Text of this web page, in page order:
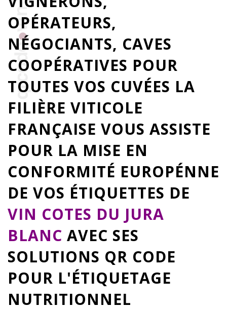
OPÉRATEURS,
NÉGOCIANTS, CAVES
COOPÉRATIVES POUR
TOUTES VOS CUVÉES LA
FILIÈRE VITICOLE
FRANÇAISE VOUS ASSISTE
POUR LA MISE EN
CONFORMITÉ EUROPÉNNE
DE VOS ÉTIQUETTES DE
VIN COTES DU JURA
BLANC AVEC SES
SOLUTIONS QR CODE
POUR L'ÉTIQUETAGE
NUTRITIONNEL